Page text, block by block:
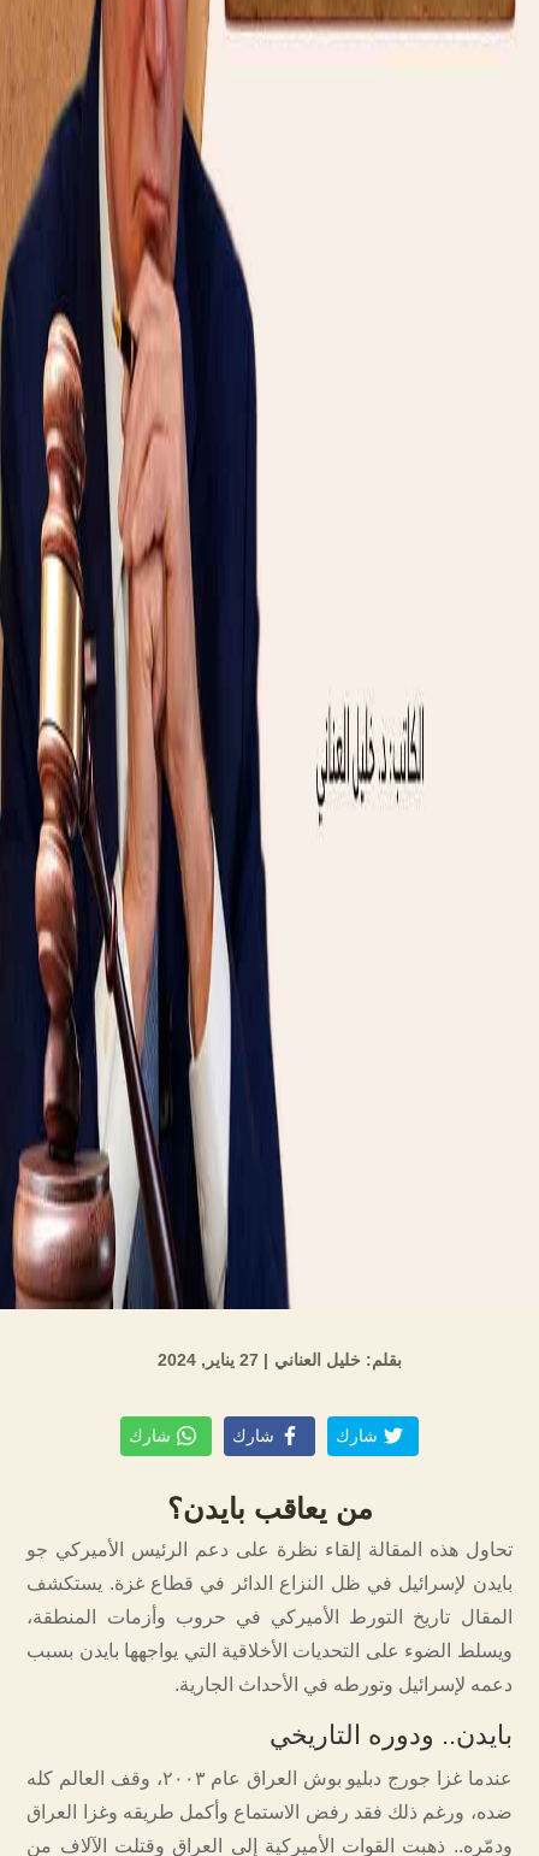
بقلم: خليل العناني | 27 يناير, 2024
شارك شارك شارك
من يعاقب بايدن؟
تحاول هذه المقالة إلقاء نظرة على دعم الرئيس الأميركي جو
بايدن لإسرائيل في ظل النزاع الدائر في قطاع غزة. يستكشف
المقال تاريخ التورط الأميركي في حروب وأزمات المنطقة،
ويسلط الضوء على التحديات الأخلاقية التي يواجهها بايدن بسبب
دعمه لإسرائيل وتورطه في الأحداث الجارية.
بايدن.. ودوره التاريخي
عندما غزا جورج دبليو بوش العراق عام ٢٠٠٣، وقف العالم كله
ضده، ورغم ذلك فقد رفض الاستماع وأكمل طريقه وغزا العراق
ودمّره.. ذهبت القوات الأميركية إلى العراق وقتلت الآلاف من